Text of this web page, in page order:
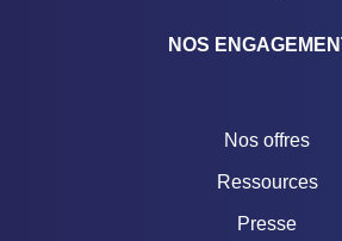
NOS
Nos offres
Ressources
Presse